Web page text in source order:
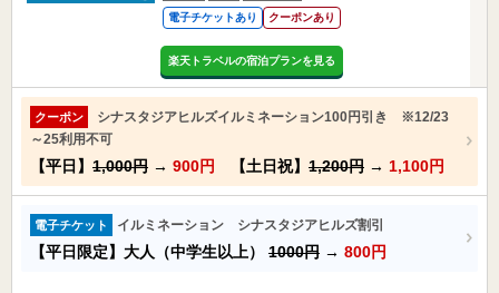
電子チケットあり クーポンあり
楽天トラベルの宿泊プランを見る
クーポン
シナスタジアヒルズイルミネーション100円引き ※12/23
～25利用不可
【平日】 1,000円 → 900円 【土日祝】 1,200円 → 1,100円
電子チケット イルミネーション シナスタジアヒルズ割引
【平日限定】大人（中学生以上） 1000円 → 800円